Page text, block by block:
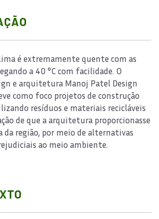
é extremamente quente com as
a 40 °C com facilidade. O
e arquitetura Manoj Patel Design
como foco projetos de construção
resíduos e materiais recicláveis
de que a arquitetura proporcionasse
da região, por meio de alternativas
ao meio ambiente.